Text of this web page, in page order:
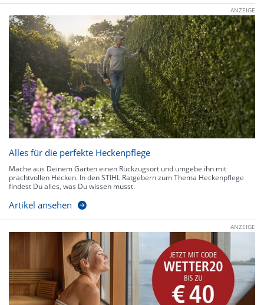
ANZEIGE
Alles für die perfekte Heckenpflege
Mache aus Deinem Garten einen Rückzugsort und umgebe ihn mit
prachtvollen Hecken. In den STIHL Ratgebern zum Thema Heckenpflege
findest Du alles, was Du wissen musst.
Artikel ansehen
ANZEIGE